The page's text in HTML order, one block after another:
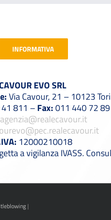
INFORMATIVA
EVO SRL
Via Cavour, 21 – 10123
811 –Fax:011 440 72 89
agenzia@realecavour.it
12000210018
a vigilanza IVASS.
|